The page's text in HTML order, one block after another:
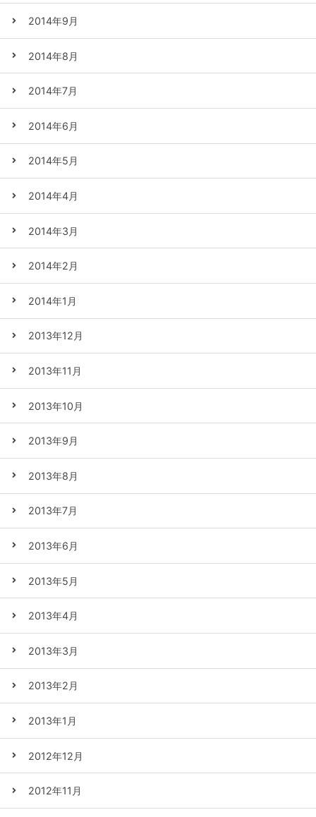
2014年9月
2014年8月
2014年7月
2014年6月
2014年5月
2014年4月
2014年3月
2014年2月
2014年1月
2013年12月
2013年11月
2013年10月
2013年9月
2013年8月
2013年7月
2013年6月
2013年5月
2013年4月
2013年3月
2013年2月
2013年1月
2012年12月
2012年11月